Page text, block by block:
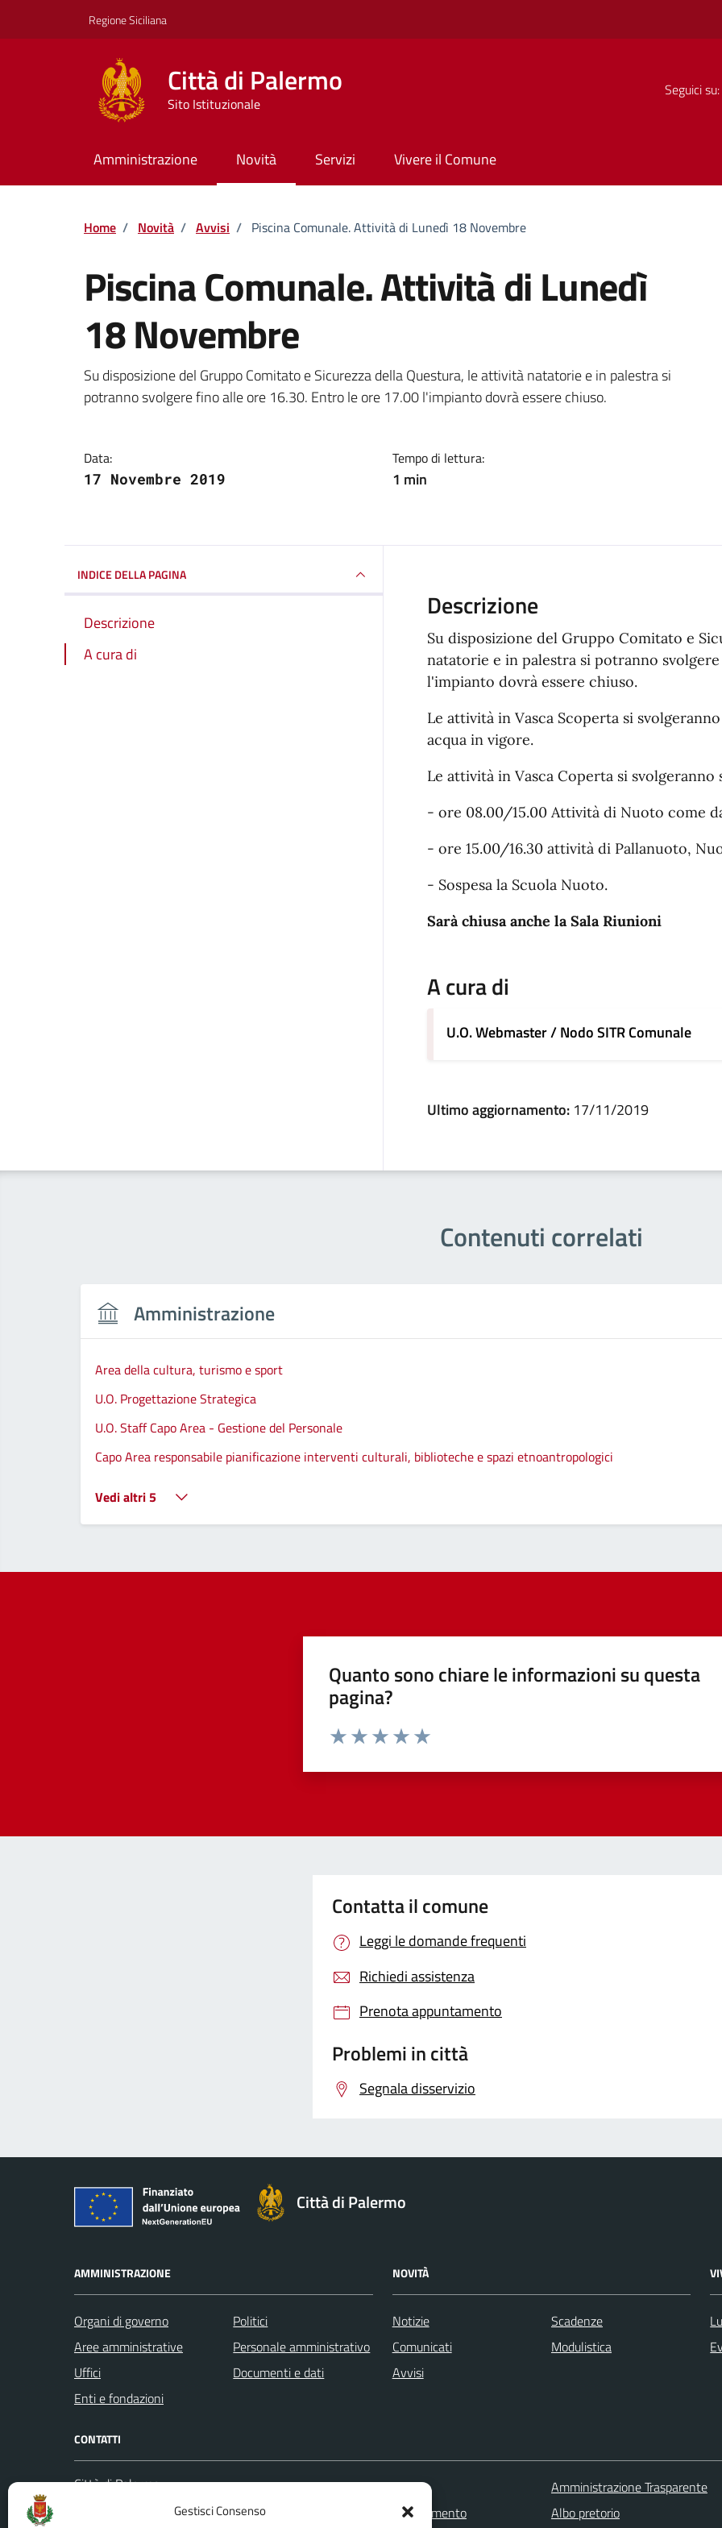
Gestisci Consenso
Regione Siciliana
Città di Palermo
Sito Istituzionale
Seguici su:
Amministrazione Novità Servizi Vivere il Comune
Home / Novità / Avvisi / Piscina Comunale. Attività di Lunedì 18 Novembre
Piscina Comunale. Attività di Lunedì
18 Novembre
Dettagli della notizia
Su disposizione del Gruppo Comitato e Sicurezza della Questura, le attività natatorie e in palestra si
potranno svolgere fino alle ore 16.30. Entro le ore 17.00 l'impianto dovrà essere chiuso.
Data:
17 Novembre 2019
Tempo di lettura:
1 min
INDICE DELLA PAGINA
Descrizione
A cura di
Descrizione
Su disposizione del Gruppo Comitato e
natatorie e in palestra si potranno
l'impianto dovrà essere chiuso.
Le attività in Vasca Scoperta si
acqua in vigore.
Le attività in Vasca Coperta si
- ore 08.00/15.00 Attività di Nuoto come
- ore 15.00/16.30 attività di Pallanuoto,
- Sospesa la Scuola Nuoto.
Sarà chiusa anche la Sala Riunioni
A cura di
U.O. Webmaster / Nodo SITR Comunale
Ultimo aggiornamento: 17/11/2019
Contenuti correlati
Amministrazione
Area della cultura, turismo e sport
U.O. Progettazione Strategica
U.O. Staff Capo Area - Gestione del Personale
Capo Area responsabile pianificazione interventi culturali, biblioteche e spazi etnoantropologici
Vedi altri 5
Quanto sono chiare le informazioni su questa
pagina?
Contatta il comune
Leggi le domande frequenti
Richiedi assistenza
Prenota appuntamento
Problemi in città
Segnala disservizio
Città di Palermo
AMMINISTRAZIONE
Organi di governo
Aree amministrative
Uffici
Enti e fondazioni
Politici
Personale amministrativo
Documenti e dati
NOVITÀ
Notizie
Comunicati
Avvisi
Scadenze
Modulistica
CONTATTI
Città di Palermo
Codice fiscale / P. IVA:80016350821
Leggi le FAQ
Prenotazione appuntamento
Amministrazione Trasparente
Albo pretorio